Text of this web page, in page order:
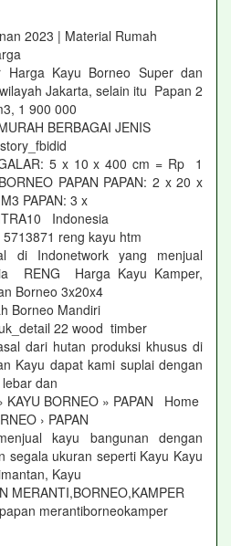
2023 | Material Rumah
Harga Kayu Borneo Super dan
Jakarta, selain itu Papan 2
1 900 000
BERBAGAI JENIS
5 x 10 x 400 cm = Rp 1
PAPAN PAPAN: 2 x 20 x
PAPAN: 3 x
Indonesia
reng kayu htm
di Indonetwork yang menjual
RENG Harga Kayu Kamper,
Borneo 3x20x4
Borneo Mandiri
22 wood timber
dari hutan produksi khusus di
Kayu dapat kami suplai dengan
dan
KAYU BORNEO » PAPAN Home
› PAPAN
kayu bangunan dengan
segala ukuran seperti Kayu Kayu
Kayu
MERANTI,BORNEO,KAMPER
merantiborneokamper